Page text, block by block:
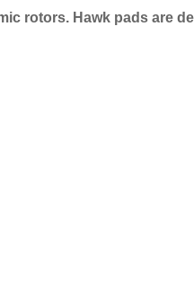
rotors. Hawk pads are